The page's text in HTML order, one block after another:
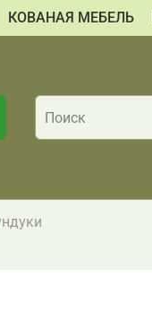
КОВАНАЯ МЕБЕЛЬ